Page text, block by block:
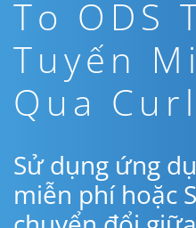
To ODS
Tuyến
Qua Curl
Sử dụng ứng
miễn phí hoặc